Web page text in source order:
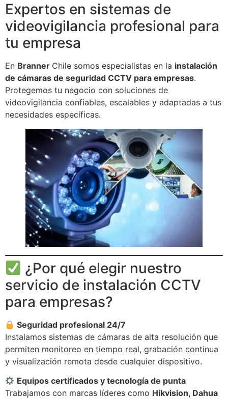
Expertos en sistemas de
videovigilancia profesional para
tu empresa
En Branner Chile somos especialistas en la instalación
de cámaras de seguridad CCTV para empresas.
Protegemos tu negocio con soluciones de
videovigilancia confiables, escalables y adaptadas a tus
necesidades específicas.
¿Por qué elegir nuestro
servicio de instalación CCTV
para empresas?
Seguridad profesional 24/7
Instalamos sistemas de cámaras de alta resolución que
permiten monitoreo en tiempo real, grabación continua
y visualización remota desde cualquier dispositivo.
Equipos certificados y tecnología de punta
Trabajamos con marcas líderes como Hikvision, Dahua